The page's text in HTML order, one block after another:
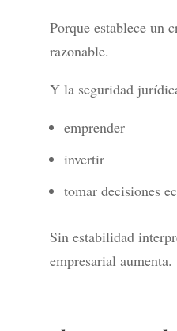
Porque establece un
razonable.
Y la seguridad
emprender
invertir
tomar decisiones
Sin estabilidad
empresarial aumenta.